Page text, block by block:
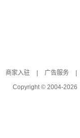
商家入驻 广告服务
Copyright © 2004-2026